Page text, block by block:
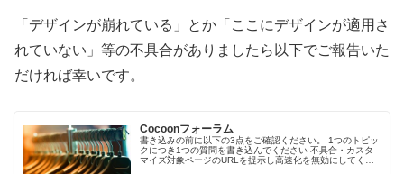
「デザインが崩れている」とか「ここにデザインが適用さ
れていない」等の不具合がありましたら以下でご報告いた
だければ幸いです。
Cocoonフォーラム
書き込みの前に以下の3点をご確認ください。 1つのトピッ
クにつき1つの質問を書き込んでください 不具合・カスタ
マイズ対象ページのURLを提示し高速化を無効にしてくだ